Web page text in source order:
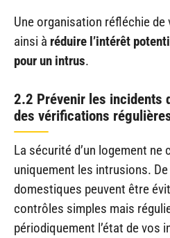
Une organisation réfléchie
ainsi à réduire l’intérêt
pour un intrus.
2.2 Prévenir les incidents
des vérifications
La sécurité d’un logement ne
uniquement les intrusions.
domestiques peuvent être
contrôles simples mais
périodiquement l’état de vos